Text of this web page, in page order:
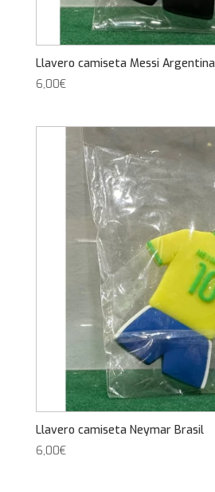
Llavero camiseta Messi Argentina
6,00€
Llavero camiseta Neymar Brasil
6,00€